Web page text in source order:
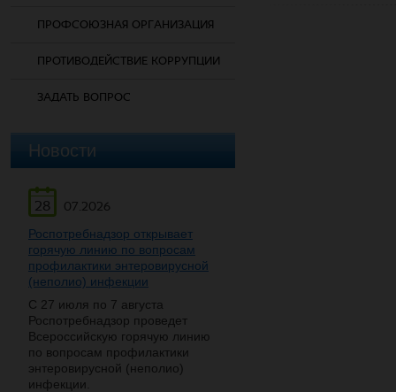
ПРОФСОЮЗНАЯ ОРГАНИЗАЦИЯ
ПРОТИВОДЕЙСТВИЕ КОРРУПЦИИ
ЗАДАТЬ ВОПРОС
Новости
28
07.2026
Роспотребнадзор открывает
горячую линию по вопросам
профилактики энтеровирусной
(неполио) инфекции
С 27 июля по 7 августа
Роспотребнадзор проведет
Всероссийскую горячую линию
по вопросам профилактики
энтеровирусной (неполио)
инфекции.